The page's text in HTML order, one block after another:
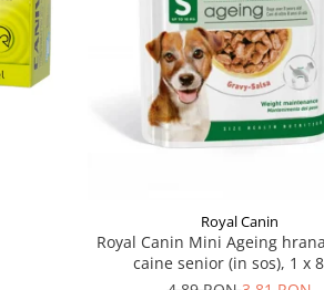
Royal Canin
Royal Canin Mini Ageing
caine senior (in sos), 1 x